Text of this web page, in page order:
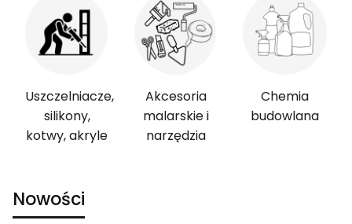
Uszczelniacze,
silikony,
kotwy, akryle
Akcesoria
malarskie i
narzędzia
Chemia
budowlana
Nowości